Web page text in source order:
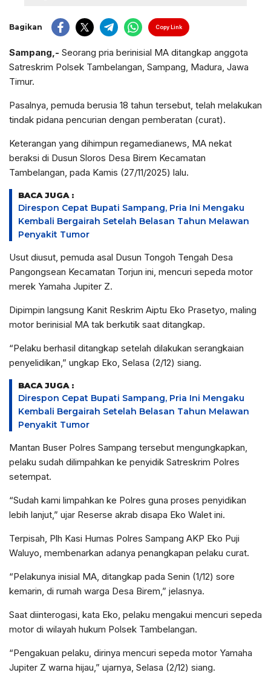
Bagikan Copy Link
Sampang,- Seorang pria berinisial MA ditangkap anggota
Satreskrim Polsek Tambelangan, Sampang, Madura, Jawa
Timur.
Pasalnya, pemuda berusia 18 tahun tersebut, telah melakukan
tindak pidana pencurian dengan pemberatan (curat).
Keterangan yang dihimpun regamedianews, MA nekat
beraksi di Dusun Sloros Desa Birem Kecamatan
Tambelangan, pada Kamis (27/11/2025) lalu.
BACA JUGA :
Direspon Cepat Bupati Sampang, Pria Ini Mengaku
Kembali Bergairah Setelah Belasan Tahun Melawan
Penyakit Tumor
Usut diusut, pemuda asal Dusun Tongoh Tengah Desa
Pangongsean Kecamatan Torjun ini, mencuri sepeda motor
merek Yamaha Jupiter Z.
Dipimpin langsung Kanit Reskrim Aiptu Eko Prasetyo, maling
motor berinisial MA tak berkutik saat ditangkap.
“Pelaku berhasil ditangkap setelah dilakukan serangkaian
penyelidikan,” ungkap Eko, Selasa (2/12) siang.
BACA JUGA :
Direspon Cepat Bupati Sampang, Pria Ini Mengaku
Kembali Bergairah Setelah Belasan Tahun Melawan
Penyakit Tumor
Mantan Buser Polres Sampang tersebut mengungkapkan,
pelaku sudah dilimpahkan ke penyidik Satreskrim Polres
setempat.
“Sudah kami limpahkan ke Polres guna proses penyidikan
lebih lanjut,” ujar Reserse akrab disapa Eko Walet ini.
Terpisah, Plh Kasi Humas Polres Sampang AKP Eko Puji
Waluyo, membenarkan adanya penangkapan pelaku curat.
“Pelakunya inisial MA, ditangkap pada Senin (1/12) sore
kemarin, di rumah warga Desa Birem,” jelasnya.
Saat diinterogasi, kata Eko, pelaku mengakui mencuri sepeda
motor di wilayah hukum Polsek Tambelangan.
“Pengakuan pelaku, dirinya mencuri sepeda motor Yamaha
Jupiter Z warna hijau,” ujarnya, Selasa (2/12) siang.